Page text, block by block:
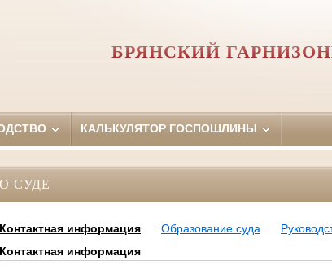
БРЯНСКИЙ
КАЛЬКУЛЯТОР ГОСПОШЛИНЫ
О СУДЕ
Контактная информация Образование суда
Контактная информация